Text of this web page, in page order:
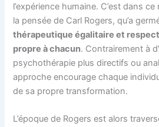
l’expérience humaine. C’est dans
la pensée de Carl Rogers, qu’a
thérapeutique égalitaire et
propre à chacun. Contrairement à
psychothérapie plus directifs ou
approche encourage chaque
de sa propre transformation.
L’époque de Rogers est alors